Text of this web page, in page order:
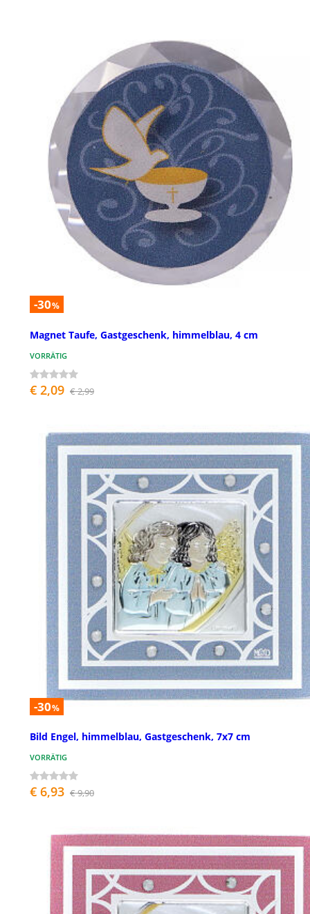
-30%
Magnet Taufe, Gastgeschenk, himmelblau, 4 cm
VORRÄTIG
€ 2,09 € 2,99
-30%
Bild Engel, himmelblau, Gastgeschenk, 7x7 cm
VORRÄTIG
€ 6,93 € 9,90